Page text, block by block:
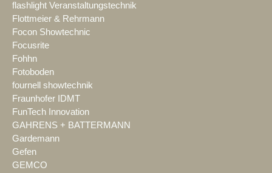
flashlight Veranstaltungstechnik
Flottmeier & Rehrmann
Focon Showtechnic
Focusrite
Fohhn
Fotoboden
fournell showtechnik
Fraunhofer IDMT
FunTech Innovation
GAHRENS + BATTERMANN
Gardemann
Gefen
GEMCO